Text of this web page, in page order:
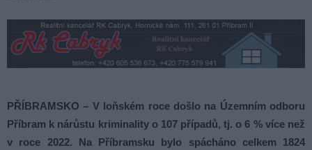
PŘÍBRAMSKO – V loňském roce došlo na Územním odboru
Příbram k nárůstu kriminality o 107 případů, tj. o 6 % více než
v roce 2022. Na Příbramsku bylo spácháno celkem 1824